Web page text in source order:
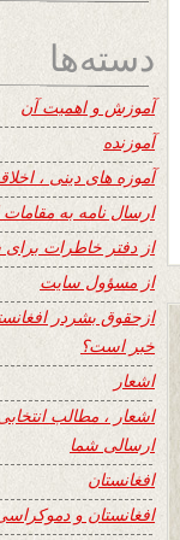
دسته‌ها
آموزش و اهمیت آن
آموزنده
آموزه های دینی ،
ارسال نامه به مقامات
از دفتر خاطرات
از مسؤول سایت
ازحقوق بشردر
خبر است؟
اشعار
اشعار ، مطالب
ارسالی شما
افغانستان
افغانستان و